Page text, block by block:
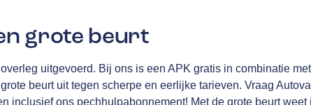
grote beurt
uitgevoerd. Bij ons is een APK gratis in combinatie
beurt uit tegen scherpe en eerlijke tarieven. Vraag
inclusief ons pechhulpabonnement! Met de grote beurt weet